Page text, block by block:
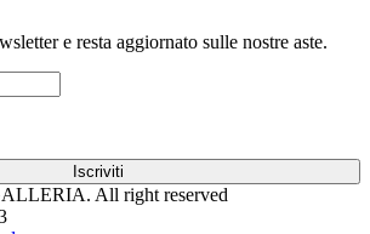
e resta aggiornato sulle nostre aste.
Iscriviti
All right reserved